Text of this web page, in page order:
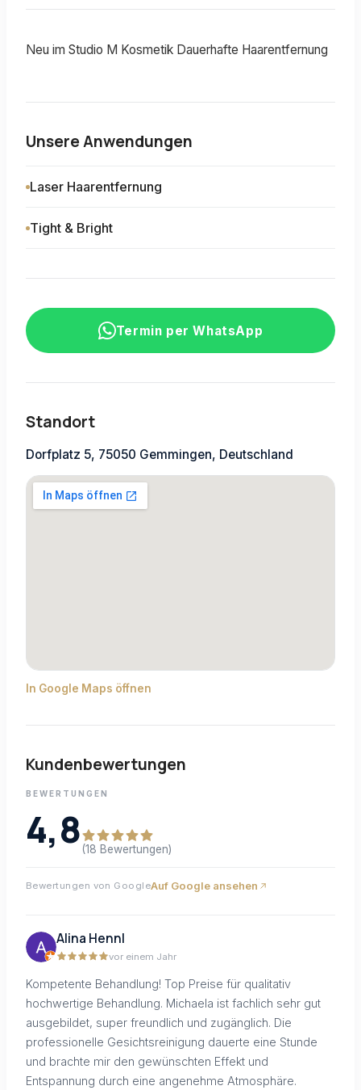
Neu im Studio M Kosmetik Dauerhafte Haarentfernung
Unsere Anwendungen
Laser Haarentfernung
Tight & Bright
Termin per WhatsApp
Standort
Dorfplatz 5, 75050 Gemmingen, Deutschland
In Google Maps öffnen
Kundenbewertungen
BEWERTUNGEN
4,8 (18 Bewertungen)
Bewertungen von GoogleAuf Google ansehen
Alina Hennl
vor einem Jahr
Kompetente Behandlung! Top Preise für qualitativ
hochwertige Behandlung. Michaela ist fachlich sehr gut
ausgebildet, super freundlich und zugänglich. Die
professionelle Gesichtsreinigung dauerte eine Stunde
und brachte mir den gewünschten Effekt und
Entspannung durch eine angenehme Atmosphäre.